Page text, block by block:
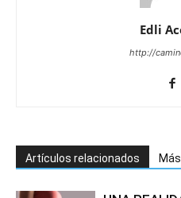
Edli
http://
Artículos relacionados